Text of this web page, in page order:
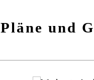
Pläne und